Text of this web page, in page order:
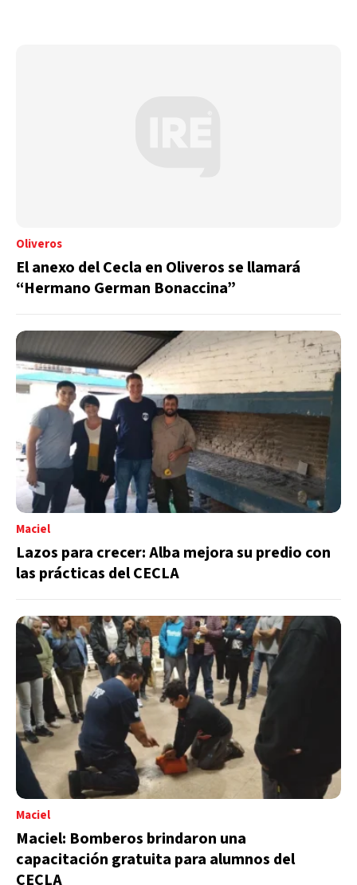
Oliveros
El anexo del Cecla en Oliveros se llamará
“Hermano German Bonaccina”
Maciel
Lazos para crecer: Alba mejora su predio con
las prácticas del CECLA
Maciel
Maciel: Bomberos brindaron una
capacitación gratuita para alumnos del
CECLA